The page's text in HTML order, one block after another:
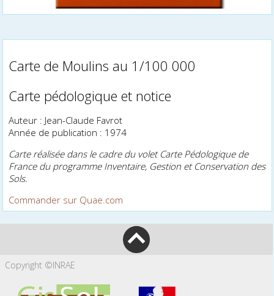
Carte de Moulins au 1/100 000
Carte pédologique et notice
Auteur : Jean-Claude Favrot
Année de publication : 1974
Carte réalisée dans le cadre du volet Carte Pédologique de
France du programme Inventaire, Gestion et Conservation des
Sols.
Commander sur Quae.com
Copyright ©INRAE